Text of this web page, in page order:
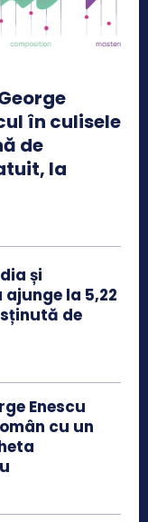
în culisele
de
la
și
la 5,22
de
Enescu
cu un